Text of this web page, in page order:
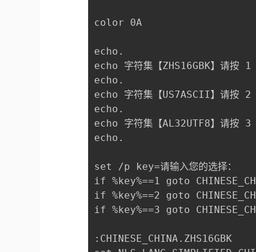
color 0A
echo.
echo 字符集【ZHS16GBK】请按 1
echo.
echo 字符集【US7ASCII】请按 2
echo.
echo 字符集【AL32UTF8】请按 3
echo.
set /p key=请输入您的选择：
if %key%==1 goto
if %key%==2 goto
if %key%==3 goto
:CHINESE_CHINA.ZHS16GBK